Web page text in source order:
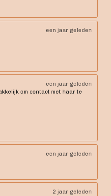
een jaar geleden
een jaar geleden
om contact met haar te
een jaar geleden
2 jaar geleden